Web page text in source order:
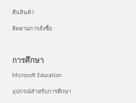
คืนสินค้า
ติดตามการสั่งซื้อ
การศึกษา
Microsoft Education
อุปกรณ์สำหรับการศึกษา